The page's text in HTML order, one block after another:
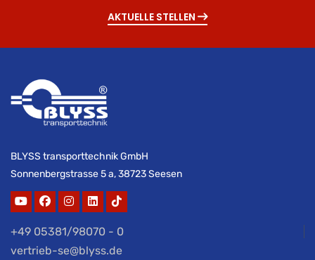
AKTUELLE STELLEN
BLYSS transporttechnik GmbH
Sonnenbergstrasse 5 a, 38723 Seesen
+49 05381/98070 - 0
vertrieb-se@blyss.de